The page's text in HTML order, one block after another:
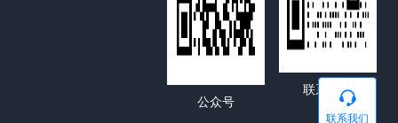

联系我们
公众号
联系客服